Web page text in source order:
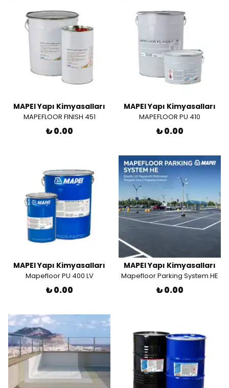
MAPEI Yapı Kimyasalları
MAPEFLOOR FINISH 451
₺ 0.00
MAPEI Yapı Kimyasalları
MAPEFLOOR PU 410
₺ 0.00
MAPEI Yapı Kimyasalları
Mapefloor PU 400 LV
₺ 0.00
MAPEI Yapı Kimyasalları
Mapefloor Parking System HE
₺ 0.00